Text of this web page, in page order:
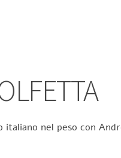
nel peso con